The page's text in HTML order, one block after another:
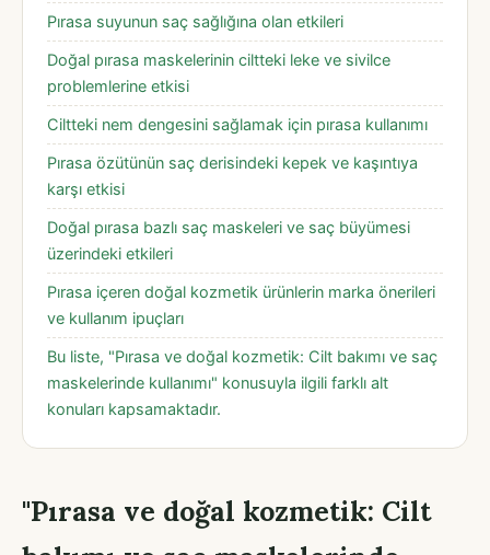
Pırasa suyunun saç sağlığına olan etkileri
Doğal pırasa maskelerinin ciltteki leke ve sivilce
problemlerine etkisi
Ciltteki nem dengesini sağlamak için pırasa kullanımı
Pırasa özütünün saç derisindeki kepek ve kaşıntıya
karşı etkisi
Doğal pırasa bazlı saç maskeleri ve saç büyümesi
üzerindeki etkileri
Pırasa içeren doğal kozmetik ürünlerin marka önerileri
ve kullanım ipuçları
Bu liste, "Pırasa ve doğal kozmetik: Cilt bakımı ve saç
maskelerinde kullanımı" konusuyla ilgili farklı alt
konuları kapsamaktadır.
"Pırasa ve doğal kozmetik: Cilt